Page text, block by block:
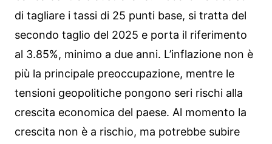
di tagliare i tassi di 25 punti base, si tratta del
secondo taglio del 2025 e porta il riferimento
al 3.85%, minimo a due anni. L’inflazione non è
più la principale preoccupazione, mentre le
tensioni geopolitiche pongono seri rischi alla
crescita economica del paese. Al momento la
crescita non è a rischio, ma potrebbe subire